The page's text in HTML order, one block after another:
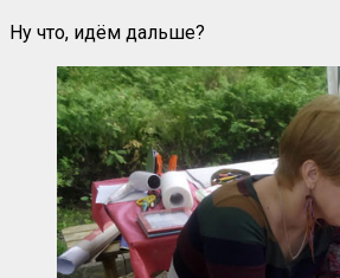
Ну что, идём дальше?